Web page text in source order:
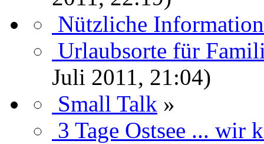
Nützliche
Urlaubsorte für
Juli 2011, 21:04)
Small Talk »
3 Tage Ostsee ... wir